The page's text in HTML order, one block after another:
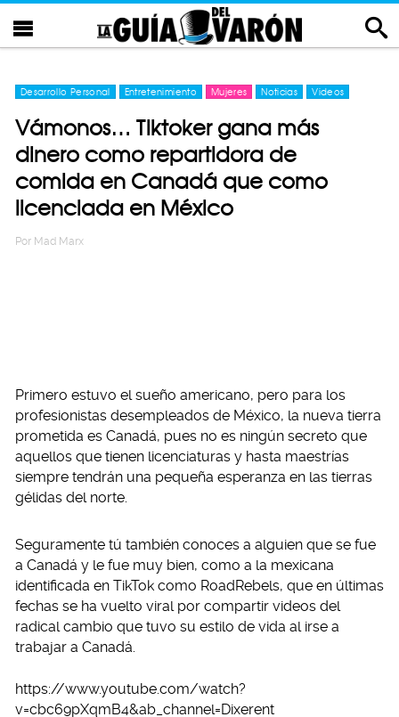
Desarrollo Personal Entretenimiento Mujeres Noticias Videos
Vámonos… Tiktoker gana más
dinero como repartidora de
comida en Canadá que como
licenciada en México
Por Mad Marx
Primero estuvo el sueño americano, pero para los
profesionistas desempleados de México, la nueva tierra
prometida es Canadá, pues no es ningún secreto que
aquellos que tienen licenciaturas y hasta maestrías
siempre tendrán una pequeña esperanza en las tierras
gélidas del norte.
Seguramente tú también conoces a alguien que se fue
a Canadá y le fue muy bien, como a la mexicana
identificada en TikTok como RoadRebels, que en últimas
fechas se ha vuelto viral por compartir videos del
radical cambio que tuvo su estilo de vida al irse a
trabajar a Canadá.
https://www.youtube.com/watch?
v=cbc69pXqmB4&ab_channel=Dixerent